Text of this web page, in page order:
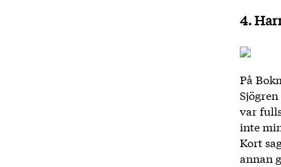
4.
På
var
inte
Kort
annan